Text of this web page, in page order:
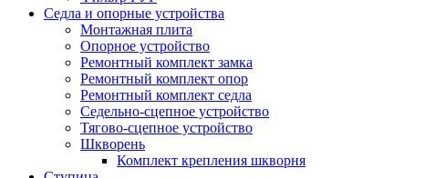
Седла и опорные устройства
Монтажная плита
Опорное устройство
Ремонтный комплект замка
Ремонтный комплект опор
Ремонтный комплект седла
Седельно-сцепное устройство
Тягово-сцепное устройство
Шкворень
Комплект крепления шкворня